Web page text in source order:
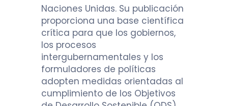
Naciones Unidas. Su publicación
proporciona una base científica
crítica para que los gobiernos,
los procesos
intergubernamentales y los
formuladores de políticas
adopten medidas orientadas al
cumplimiento de los Objetivos